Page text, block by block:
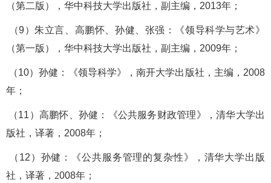
（第二版），华中科技大学出版社， 副 主编， 2013年 ；
（9）朱立言、高鹏怀、孙健、张强 ：《领导科学与艺术》
（第一版），华中科技大学出版社， 副 主编， 2009年；
（10）孙健：《领导科学》，南开大学出版社，主编，2008
年；
（11） 高鹏怀、孙健：《公共服务财政管理》，清华大学出
版社， 译著 ， 2008年；
（ 12 ） 孙健：《公共服务管理的复杂性》，清华大学出版
社，译著， 2008年；